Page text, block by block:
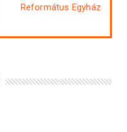
Református Egyház